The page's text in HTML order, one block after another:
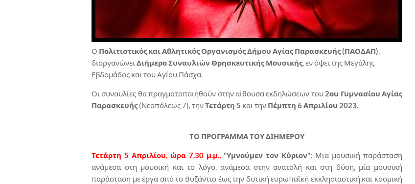
Ο Πολιτιστικός και Αθλητικός Οργανισμός Δήμου Αγίας Παρασκευής (ΠΑΟΔΑΠ),
διοργανώνει Διήμερο Συναυλιών Θρησκευτικής Μουσικής, εν όψει της Μεγάλης
Εβδομάδος και του Αγίου Πάσχα.
Οι συναυλίες θα πραγματοποιηθούν στην αίθουσα εκδηλώσεων του2ου Γυμνασίου Αγίας
Παρασκευής (Νεαπόλεως 7), τηνΤετάρτη 5 και την Πέμπτη 6 Απριλίου 2023.
ΤΟ ΠΡΟΓΡΑΜΜΑ ΤΟΥ ΔΙΗΜΕΡΟΥ
Τετάρτη 5 Απριλίου, ώρα 7.30 μ.μ., "Υμνούμεν τον Κύριον": Μια μουσική παράσταση
ανάμεσα στη μουσική και το λόγο, ανάμεσα στην ανατολή και στη δύση, μία μουσική
παράσταση με έργα από το Βυζάντιο έως την δυτική ευρωπαϊκή εκκλησιαστική και κοσμική